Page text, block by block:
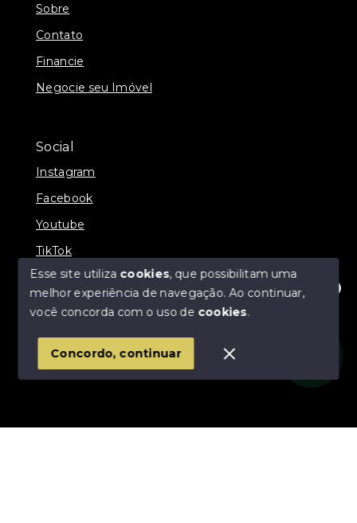
Olá! Estamos disponíveis para te ajudar.
Sobre
Contato
Financie
Negocie seu Imóvel
Social
Instagram
Facebook
Youtube
TikTok
© Copyright 2026 - Império Imóveis - Todos os
SITE PARA IMOBILIARIA
Esse site utiliza cookies, que possibilitam uma
melhor experiência de navegação.Ao continuar,
você concorda com o uso de cookies.
Concordo, continuar